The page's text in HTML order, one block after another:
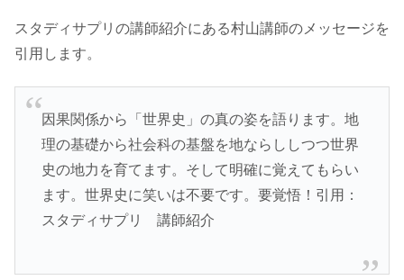
スタディサプリの講師紹介にある村山講師のメッセージを
引用します。
因果関係から「世界史」の真の姿を語ります。地
理の基礎から社会科の基盤を地ならししつつ世界
史の地力を育てます。そして明確に覚えてもらい
ます。世界史に笑いは不要です。要覚悟！引用：
スタディサプリ 講師紹介